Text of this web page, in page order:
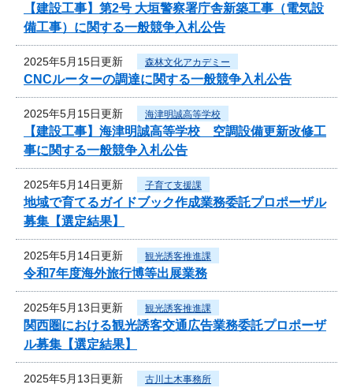
【建設工事】第2号 大垣警察署庁舎新築工事（電気設
備工事）に関する一般競争入札公告
2025年5月15日更新 森林文化アカデミー
CNCルーターの調達に関する一般競争入札公告
2025年5月15日更新 海津明誠高等学校
【建設工事】海津明誠高等学校 空調設備更新改修工
事に関する一般競争入札公告
2025年5月14日更新 子育て支援課
地域で育てるガイドブック作成業務委託プロポーザル
募集【選定結果】
2025年5月14日更新 観光誘客推進課
令和7年度海外旅行博等出展業務
2025年5月13日更新 観光誘客推進課
関西圏における観光誘客交通広告業務委託プロポーザ
ル募集【選定結果】
2025年5月13日更新 古川土木事務所